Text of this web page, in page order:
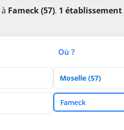
à Fameck (57). 1 établissement
Où ?
Département
VilleFameck